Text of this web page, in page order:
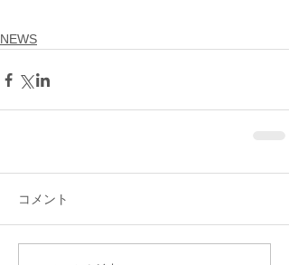
NEWS
コメント